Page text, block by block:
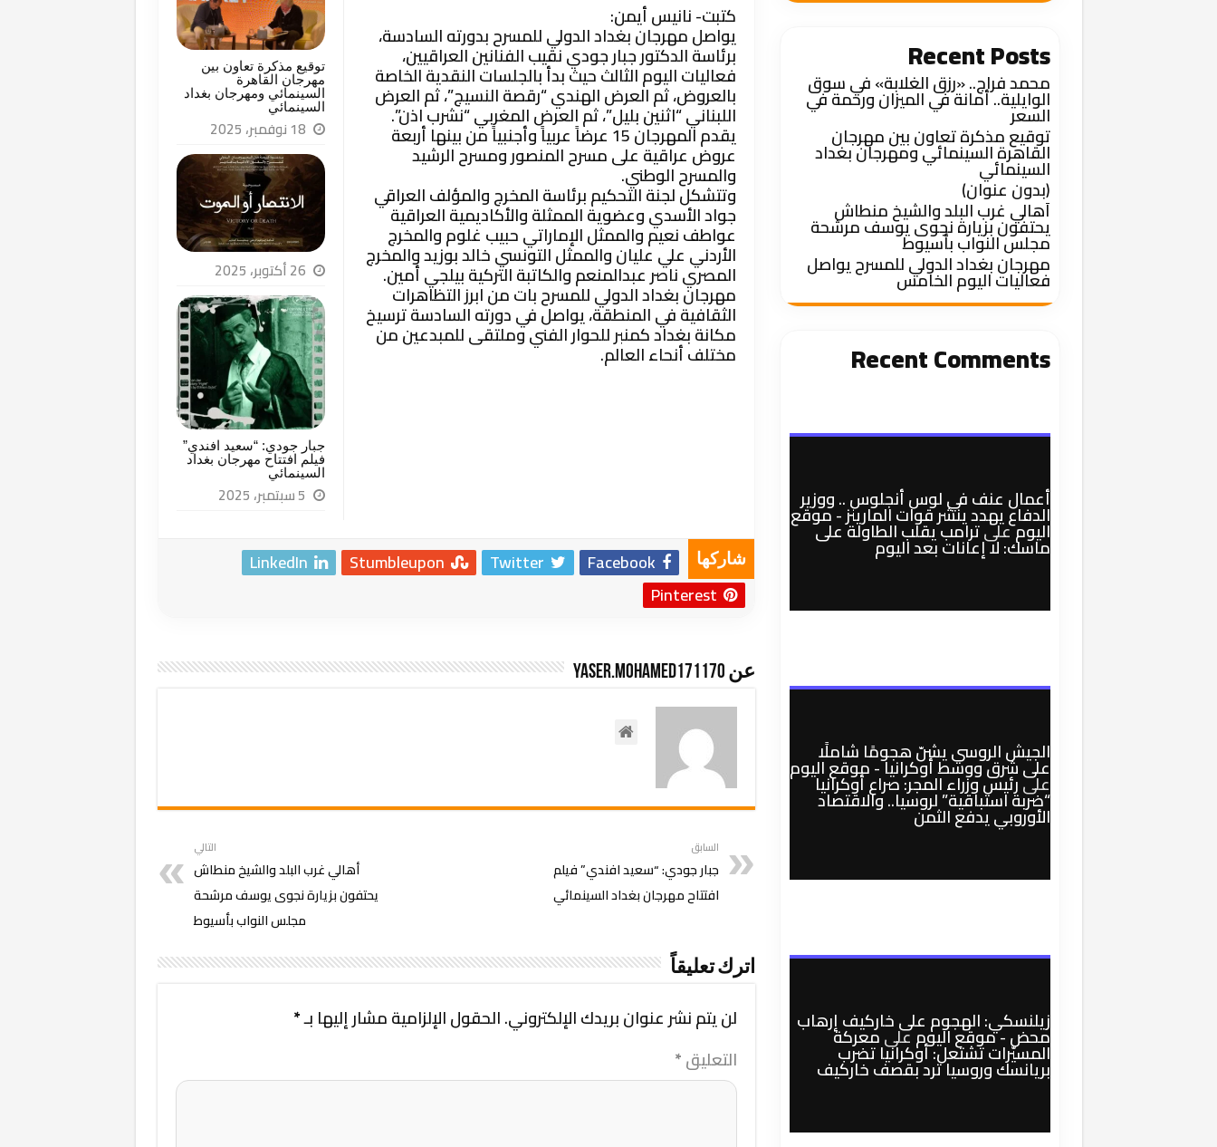
توقيع مذكرة تعاون بين
مهرجان القاهرة
السينمائي ومهرجان بغداد
السينمائي
18 نوفمبر، 2025
26 أكتوبر، 2025
جبار جودي: “سعيد افندي”
فيلم افتتاح مهرجان بغداد
السينمائي
5 سبتمبر، 2025
كتبت- نانيس أيمن:
يواصل مهرجان بغداد الدولي للمسرح بدورته السادسة،
برئاسة الدكتور جبار جودي نقيب الفنانين العراقيين،
فعاليات اليوم الثالث حيث بدأ بالجلسات النقدية الخاصة
بالعروض، ثم العرض الهندي “رقصة النسيج”، ثم العرض
اللبناني “اثنين بليل”، ثم العرض المغربي “نشرب اذن”.
يقدم المهرجان 15 عرضاً عربياً وأجنبياً من بينها أربعة
عروض عراقية على مسرح المنصور ومسرح الرشيد
والمسرح الوطني.
وتتشكل لجنة التحكيم برئاسة المخرج والمؤلف العراقي
جواد الأسدي وعضوية الممثلة والأكاديمية العراقية
عواطف نعيم والممثل الإماراتي حبيب غلوم والمخرج
الأردني علي عليان والممثل التونسي خالد بوزيد والمخرج
المصري ناصر عبدالمنعم والكاتبة التركية بيلجي أمين.
مهرجان بغداد الدولي للمسرح بات من ابرز التظاهرات
الثقافية في المنطقة، يواصل في دورته السادسة ترسيخ
مكانة بغداد كمنبر للحوار الفني وملتقى للمبدعين من
مختلف أنحاء العالم.
شاركها Facebook
Twitter
Stumbleupon
LinkedIn
Pinterest
عن yaser.mohamed171170
السابق
جبار جودي: “سعيد افندي” فيلم
افتتاح مهرجان بغداد السينمائي
التالي
أهالي غرب البلد والشيخ منطاش
يحتفون بزيارة نجوى يوسف مرشحة
مجلس النواب بأسيوط
اترك تعليقاً
لن يتم نشر عنوان بريدك الإلكتروني.الحقول الإلزامية مشار إليها بـ*
التعليق*
Recent Posts
محمد فراج.. «رزق الغلابة» في سوق
الوايلية.. أمانة في الميزان ورحمة في
السعر
توقيع مذكرة تعاون بين مهرجان
القاهرة السينمائي ومهرجان بغداد
السينمائي
(بدون عنوان)
أهالي غرب البلد والشيخ منطاش
يحتفون بزيارة نجوى يوسف مرشحة
مجلس النواب بأسيوط
مهرجان بغداد الدولي للمسرح يواصل
فعاليات اليوم الخامس
Recent Comments
أعمال عنف في لوس أنجلوس .. ووزير
الدفاع يهدد ينشر قوات المارينز - موقع
اليومعلىترامب يقلب الطاولة على
ماسك: لا إعانات بعد اليوم
الجيش الروسي يشنّ هجومًا شاملًا
على شرق ووسط أوكرانيا - موقع اليوم
علىرئيس وزراء المجر: صراع أوكرانيا
“ضربة استباقية” لروسيا.. والاقتصاد
الأوروبي يدفع الثمن
زيلنسكي: الهجوم على خاركيف إرهاب
محض - موقع اليومعلىمعركة
المسيّرات تشتعل: أوكرانيا تضرب
بريانسك وروسيا ترد بقصف خاركيف